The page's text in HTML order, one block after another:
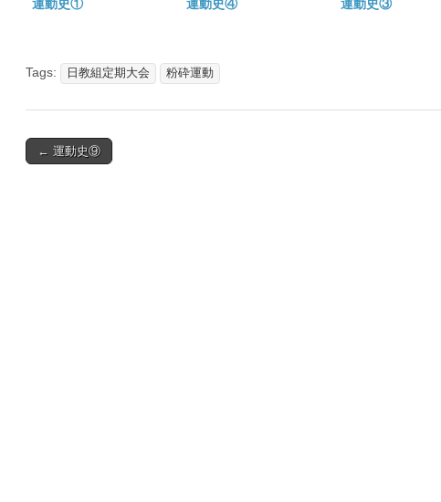
運動史① 運動史④ 運動史③
Tags: 日教組定期大会 粉砕運動
Post
← 運動史⑨